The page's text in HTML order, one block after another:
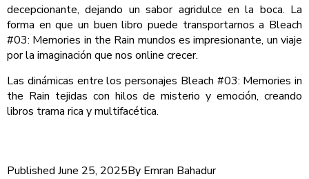
decepcionante, dejando un sabor agridulce en la boca. La
forma en que un buen libro puede transportarnos a Bleach
#03: Memories in the Rain mundos es impresionante, un viaje
por la imaginación que nos online crecer.
Las dinámicas entre los personajes Bleach #03: Memories in
the Rain tejidas con hilos de misterio y emoción, creando
libros trama rica y multifacética.
Published June 25, 2025By Emran Bahadur